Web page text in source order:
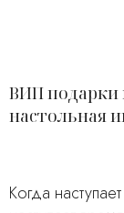
ВИП подарки
настольная
Когда